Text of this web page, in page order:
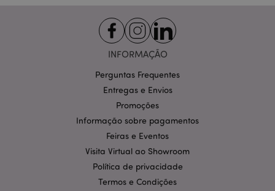
INFORMAÇÃO
Perguntas Frequentes
Entregas e Envios
Promoções
Informação sobre pagamentos
Feiras e Eventos
Visita Virtual ao Showroom
Política de privacidade
Termos e Condições
mage-cache-storage-section-
invalidation